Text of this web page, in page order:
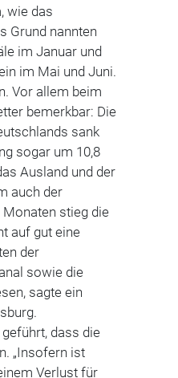
wie das
Grund nannten
im Januar und
im Mai und Juni.
Vor allem beim
bemerkbar: Die
sank
sogar um 10,8
Ausland und der
auch der
stieg die
auf gut eine
der
sowie die
sagte ein
dass die
„Insofern ist
Verlust für